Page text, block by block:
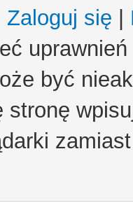
Zaloguj się
być
stronę